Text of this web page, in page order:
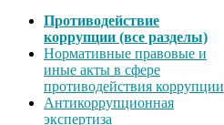
Противодействие
коррупции (все разделы)
Нормативные правовые и
иные акты в сфере
противодействия коррупции
Антикоррупционная
экспертиза